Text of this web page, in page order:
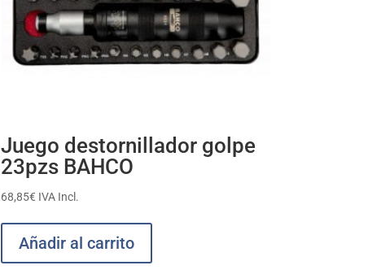
Juego destornillador golpe
23pzs BAHCO
68,85€ IVA Incl.
Añadir al carrito